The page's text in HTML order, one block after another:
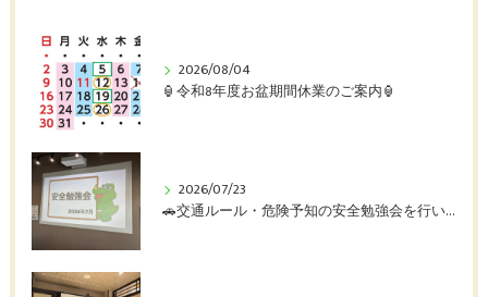
2026/08/04
🏮令和8年度お盆期間休業のご案内🏮
2026/07/23
🚗交通ルール・危険予知の安全勉強会を行いました🚛